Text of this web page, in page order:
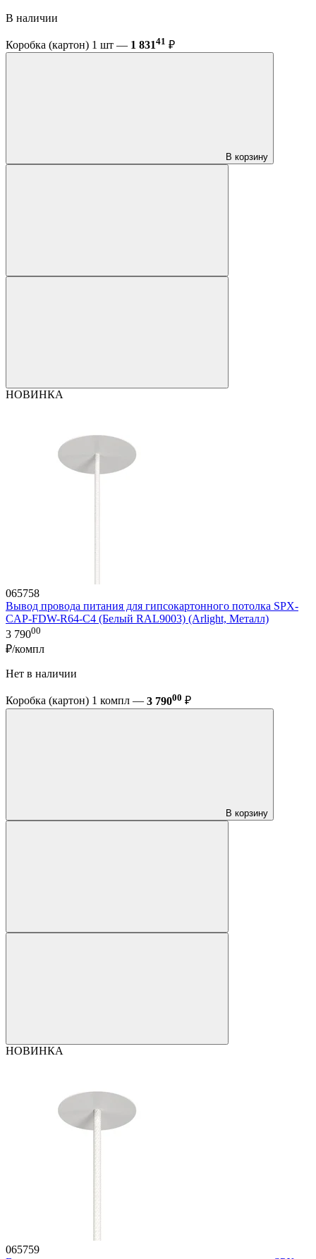
В наличии
Коробка (картон) 1 шт — 1 83141 ₽
В корзину
НОВИНКА
065758
Вывод провода питания для гипсокартонного потолка SPX-
CAP-FDW-R64-C4 (Белый RAL9003) (Arlight, Металл)
3 79000
₽/компл
Нет в наличии
Коробка (картон) 1 компл — 3 79000 ₽
В корзину
НОВИНКА
065759